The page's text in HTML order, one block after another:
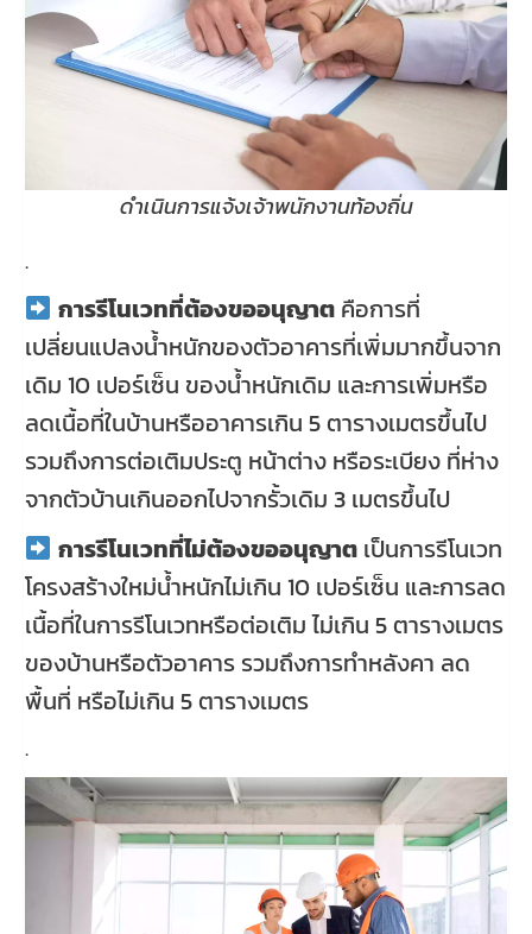
ดำเนินการแจ้งเจ้าพนักงานท้องถิ่น
.
การรีโนเวทที่ต้องขออนุญาตคือการที่
เปลี่ยนแปลงน้ำหนักของตัวอาคารที่เพิ่มมากขึ้นจาก
เดิม 10 เปอร์เซ็น ของน้ำหนักเดิม และการเพิ่มหรือ
ลดเนื้อที่ในบ้านหรืออาคารเกิน 5 ตารางเมตรขึ้นไป
รวมถึงการต่อเติมประตู หน้าต่าง หรือระเบียง ที่ห่าง
จากตัวบ้านเกินออกไปจากรั้วเดิม 3 เมตรขึ้นไป
การรีโนเวทที่ไม่ต้องขออนุญาตเป็นการรีโนเวท
โครงสร้างใหม่น้ำหนักไม่เกิน 10 เปอร์เซ็น และการลด
เนื้อที่ในการรีโนเวทหรือต่อเติม ไม่เกิน 5 ตารางเมตร
ของบ้านหรือตัวอาคาร รวมถึงการทำหลังคา ลด
พื้นที่ หรือไม่เกิน 5 ตารางเมตร
.